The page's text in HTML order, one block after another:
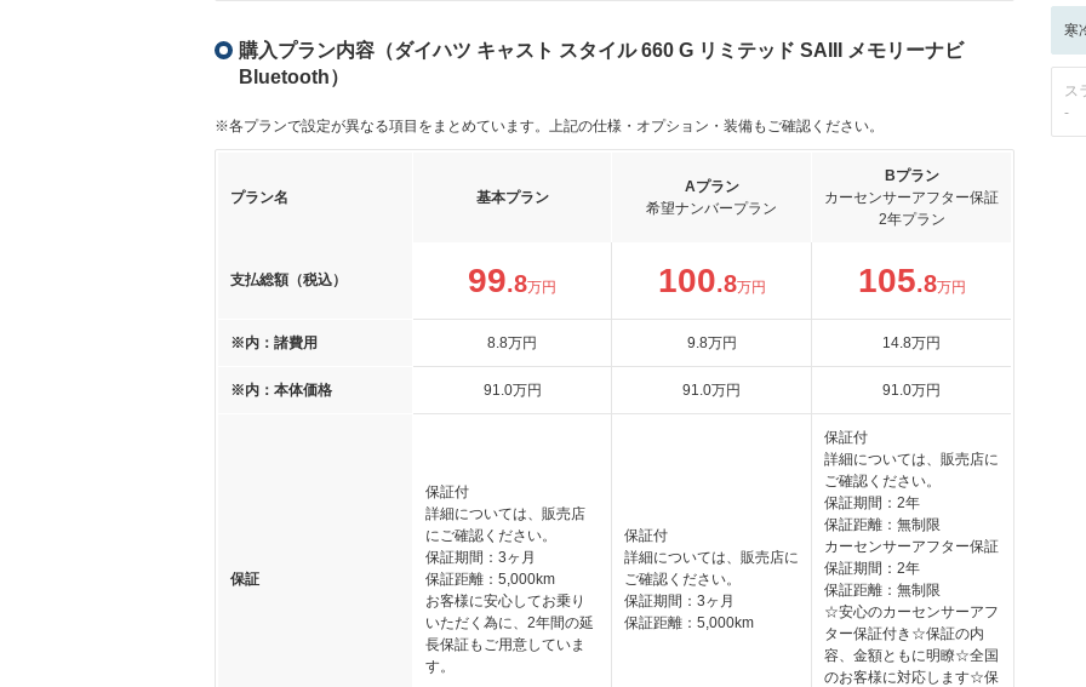
購入プラン内容（ダイハツ キャスト スタイル 660 G リミテッド SAIII メモリーナビ
Bluetooth）
※各プランで設定が異なる項目をまとめています。上記の仕様・オプション・装備もご確認ください。
プラン名 基本プラン
Aプラン
希望ナンバープラン
Bプラン
カーセンサーアフター保証
2年プラン
支払総額（税込） 99.8万円 100.8万円 105.8万円
※内：諸費用 8.8万円 9.8万円 14.8万円
※内：本体価格 91.0万円 91.0万円 91.0万円
保証
保証付
詳細については、販売店
にご確認ください。
保証期間：3ヶ月
保証距離：5,000km
お客様に安心してお乗り
いただく為に、2年間の延
長保証もご用意していま
す。
保証付
詳細については、販売店に
ご確認ください。
保証期間：3ヶ月
保証距離：5,000km
保証付
詳細については、販売店に
ご確認ください。
保証期間：2年
保証距離：無制限
カーセンサーアフター保証
保証期間：2年
保証距離：無制限
☆安心のカーセンサーアフ
ター保証付き☆保証の内
容、金額ともに明瞭☆全国
のお客様に対応します☆保
寒
ス
-